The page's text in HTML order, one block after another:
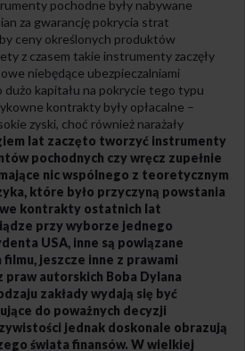
pochodne były nabywane
za gwarancję pokrycia strat
ceny określonych produktów
z czasem takie instrumenty zaczęły
niebędące ubezpieczalniami
dużo kapitału na pokrycie tego typu
kontrakty były opłacalne –
zyski, choć również narażały
lat zaczęto tworzyć instrumenty
pochodnych czy wręcz zupełnie
nic wspólnego z teoretycznym
które było przyczyną powstania
kontrakty ostatnich lat
przy wyborze jednego
USA, inne są powiązane
jeszcze inne z prawami
praw autorskich Boba Dylana
zakłady wydają się być
do poważnych decyzji
jednak doskonale obrazują
świata finansów. W wielkiej